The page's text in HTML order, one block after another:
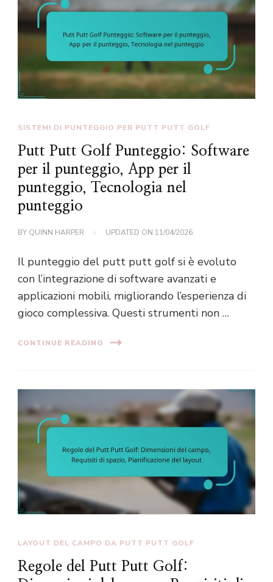
SISTEMI DI PUNTEGGIO PER PUTT PUTT GOLF
Putt Putt Golf Punteggio: Software
per il punteggio, App per il
punteggio, Tecnologia nel
punteggio
BY QUINN HARPER UPDATED ON 11/04/2026
Il punteggio del putt putt golf si è evoluto
con l’integrazione di software avanzati e
applicazioni mobili, migliorando l’esperienza di
gioco complessiva. Questi strumenti non …
CONTINUE READING
LAYOUT DEL CAMPO DA PUTT PUTT GOLF
Regole del Putt Putt Golf: